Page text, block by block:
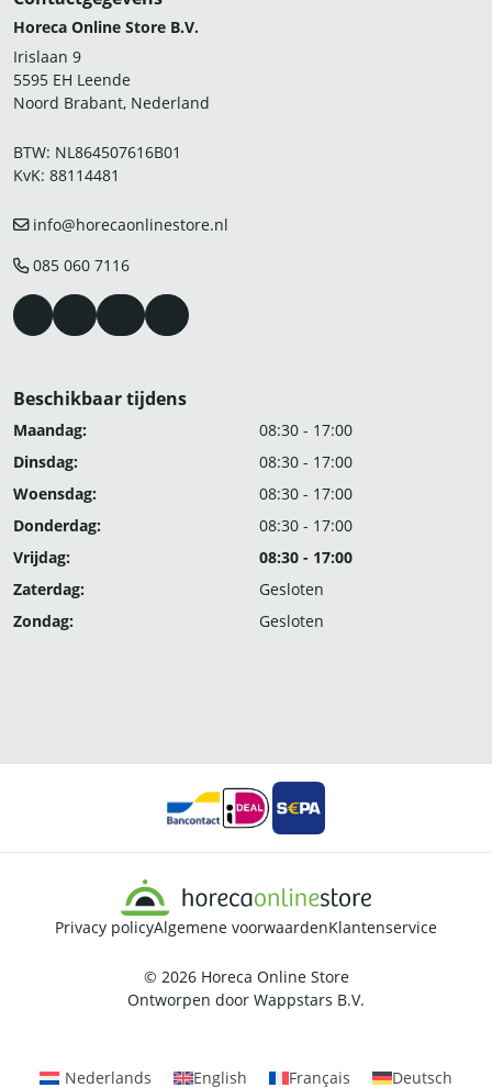
Horeca Online Store B.V.
Irislaan 9
5595 EH Leende
Noord Brabant, Nederland
BTW: NL864507616B01
KvK: 88114481
info@horecaonlinestore.nl
085 060 7116
Beschikbaar tijdens
Maandag:
08:30 - 17:00
Dinsdag:
08:30 - 17:00
Woensdag:
08:30 - 17:00
Donderdag:
08:30 - 17:00
Vrijdag:
08:30 - 17:00
Zaterdag:
Gesloten
Zondag:
Gesloten
Privacy policyAlgemene voorwaardenKlantenservice
© 2026 Horeca Online Store
Ontworpen door Wappstars B.V.
Nederlands English Français Deutsch